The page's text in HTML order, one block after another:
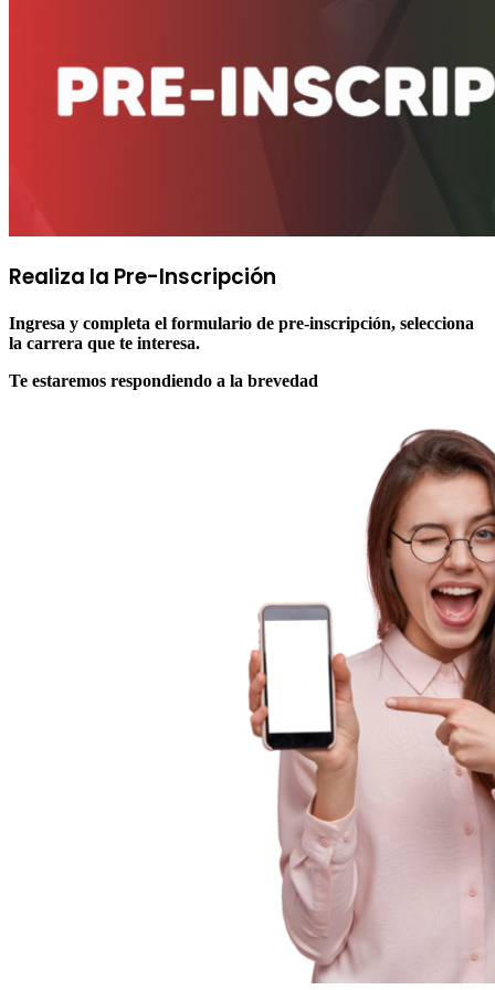
Realiza la Pre-Inscripción
Ingresa y completa el formulario de pre-inscripción, selecciona
la carrera que te interesa.
Te estaremos respondiendo a la brevedad